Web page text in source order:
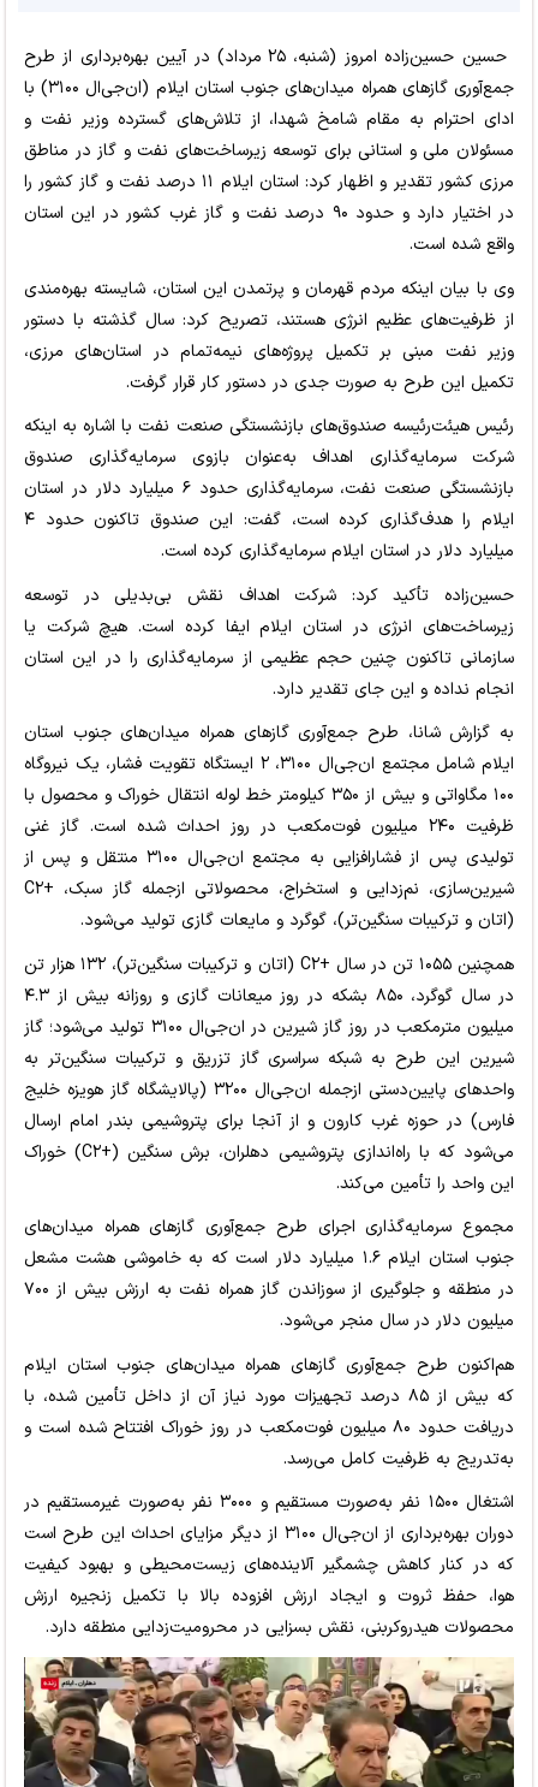
حسین حسین‌زاده امروز (شنبه، ۲۵ مرداد) در آیین بهره‌برداری از طرح
جمع‌آوری گازهای همراه میدان‌های جنوب استان ایلام (ان‌جی‌ال ۳۱۰۰) با
ادای احترام به مقام شامخ شهدا، از تلاش‌های گسترده وزیر نفت و
مسئولان ملی و استانی برای توسعه زیرساخت‌های نفت و گاز در مناطق
مرزی کشور تقدیر و اظهار کرد: استان ایلام ۱۱ درصد نفت و گاز کشور را
در اختیار دارد و حدود ۹۰ درصد نفت و گاز غرب کشور در این استان
واقع شده است.
وی با بیان اینکه مردم قهرمان و پرتمدن این استان، شایسته بهره‌مندی
از ظرفیت‌های عظیم انرژی هستند، تصریح کرد: سال گذشته با دستور
وزیر نفت مبنی بر تکمیل پروژه‌های نیمه‌تمام در استان‌های مرزی،
تکمیل این طرح به صورت جدی در دستور کار قرار گرفت.
رئیس هیئت‌رئیسه صندوق‌های بازنشستگی صنعت نفت با اشاره به اینکه
شرکت سرمایه‌گذاری اهداف به‌عنوان بازوی سرمایه‌گذاری صندوق
بازنشستگی صنعت نفت، سرمایه‌گذاری حدود ۶ میلیارد دلار در استان
ایلام را هدف‌گذاری کرده است، گفت: این صندوق تاکنون حدود ۴
میلیارد دلار در استان ایلام سرمایه‌گذاری کرده است.
حسین‌زاده تأکید کرد: شرکت اهداف نقش بی‌بدیلی در توسعه
زیرساخت‌های انرژی در استان ایلام ایفا کرده است. هیچ شرکت یا
سازمانی تاکنون چنین حجم عظیمی از سرمایه‌گذاری را در این استان
انجام نداده و این جای تقدیر دارد.
به گزارش شانا، طرح جمع‌آوری گازهای همراه میدان‌های جنوب استان
ایلام شامل مجتمع ان‌جی‌ال ۳۱۰۰، ۲ ایستگاه تقویت فشار، یک نیروگاه
۱۰۰ مگاواتی و بیش از ۳۵۰ کیلومتر خط لوله انتقال خوراک و محصول با
ظرفیت ۲۴۰ میلیون فوت‌مکعب در روز احداث شده است. گاز غنی
تولیدی پس از فشارافزایی به مجتمع ان‌جی‌ال ۳۱۰۰ منتقل و پس از
شیرین‌سازی، نم‌زدایی و استخراج، محصولاتی ازجمله گاز سبک، +C۲
(اتان و ترکیبات سنگین‌تر)، گوگرد و مایعات گازی تولید می‌شود.
همچنین ۱۰۵۵ تن در سال +C۲ (اتان و ترکیبات سنگین‌تر)، ۱۳۲ هزار تن
در سال گوگرد، ۸۵۰ بشکه در روز میعانات گازی و روزانه بیش از ۴.۳
میلیون مترمکعب در روز گاز شیرین در ان‌جی‌ال ۳۱۰۰ تولید می‌شود؛ گاز
شیرین این طرح به شبکه سراسری گاز تزریق و ترکیبات سنگین‌تر به
واحدهای پایین‌دستی ازجمله ان‌جی‌ال ۳۲۰۰ (پالایشگاه گاز هویزه خلیج
فارس) در حوزه غرب کارون و از آنجا برای پتروشیمی بندر امام ارسال
می‌شود که با راه‌اندازی پتروشیمی دهلران، برش سنگین (+C۲) خوراک
این واحد را تأمین می‌کند.
مجموع سرمایه‌گذاری اجرای طرح جمع‌آوری گازهای همراه میدان‌های
جنوب استان ایلام ۱.۶ میلیارد دلار است که به خاموشی هشت مشعل
در منطقه و جلوگیری از سوزاندن گاز همراه نفت به ارزش بیش از ۷۰۰
میلیون دلار در سال منجر می‌شود.
هم‌اکنون طرح جمع‌آوری گازهای همراه میدان‌های جنوب استان ایلام
که بیش از ۸۵ درصد تجهیزات مورد نیاز آن از داخل تأمین شده، با
دریافت حدود ۸۰ میلیون فوت‌مکعب در روز خوراک افتتاح شده است و
به‌تدریج به ظرفیت کامل می‌رسد.
اشتغال ۱۵۰۰ نفر به‌صورت مستقیم و ۳۰۰۰ نفر به‌صورت غیرمستقیم در
دوران بهره‌برداری از ان‌جی‌ال ۳۱۰۰ از دیگر مزایای احداث این طرح است
که در کنار کاهش چشمگیر آلاینده‌های زیست‌محیطی و بهبود کیفیت
هوا، حفظ ثروت و ایجاد ارزش افزوده بالا با تکمیل زنجیره ارزش
محصولات هیدروکربنی، نقش بسزایی در محرومیت‌زدایی منطقه دارد.